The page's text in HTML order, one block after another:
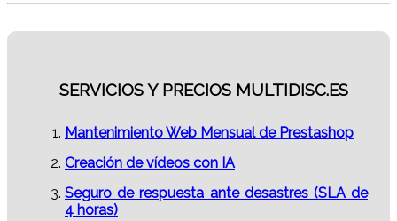
SERVICIOS Y PRECIOS MULTIDISC.ES
Mantenimiento Web Mensual de Prestashop
Creación de vídeos con IA
Seguro de respuesta ante desastres (SLA de
4 horas)